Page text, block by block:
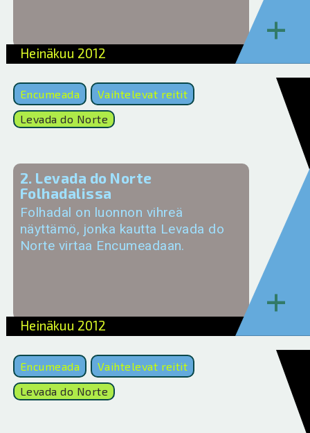
Heinäkuu 2012
+
Encumeada
Vaihtelevat reitit
Levada do Norte
2. Levada do Norte
Folhadalissa
Folhadal on luonnon vihreä
näyttämö, jonka kautta Levada do
Norte virtaa Encumeadaan.
Heinäkuu 2012
+
Encumeada
Vaihtelevat reitit
Levada do Norte